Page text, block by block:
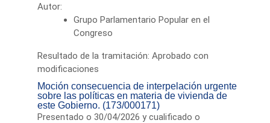
Autor:
Grupo Parlamentario Popular en el
Congreso
Resultado de la tramitación: Aprobado con
modificaciones
Moción consecuencia de interpelación urgente
sobre las políticas en materia de vivienda de
este Gobierno. (173/000171)
Presentado o 30/04/2026 y cualificado o